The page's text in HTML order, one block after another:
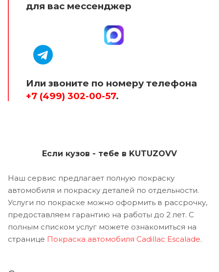
для вас мессенджер
Или звоните по номеру телефона
+7 (499) 302-00-57.
Если кузов - тебе в KUTUZOVV
Наш сервис предлагает полную покраску
автомобиля и покраску деталей по отдельности.
Услуги по покраске можно оформить в рассрочку,
предоставляем гарантию на работы до 2 лет. С
полным списком услуг можете ознакомиться на
странице Покраска автомобиля Cadillac Escalade.